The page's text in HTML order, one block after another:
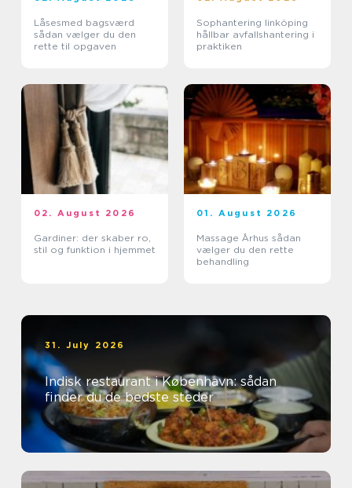
Låsesmed bagsværd
sådan vælger du den
rette til opgaven
Sophantering linköping
hållbar avfallshantering i
praktiken
02. August 2026
Gardiner: der skaber ro,
stil og funktion i hjemmet
01. August 2026
Massage Århus sådan
vælger du den rette
behandling
31. July 2026
Indisk restaurant i København: sådan
finder du de bedste steder